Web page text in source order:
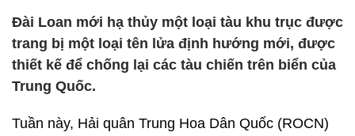
Đài Loan mới hạ thủy một loại tàu khu trục được
trang bị một loại tên lửa định hướng mới, được
thiết kế để chống lại các tàu chiến trên biển của
Trung Quốc.
Tuần này, Hải quân Trung Hoa Dân Quốc (ROCN)